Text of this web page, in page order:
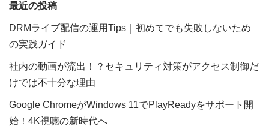
最近の投稿
DRMライブ配信の運用Tips｜初めてでも失敗しないため
の実践ガイド
社内の動画が流出！？セキュリティ対策がアクセス制御だ
けでは不十分な理由
Google ChromeがWindows 11でPlayReadyをサポート開
始！4K視聴の新時代へ